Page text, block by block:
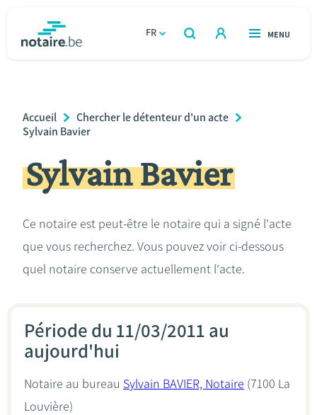
FR
OUVERT
RECHERCHER
OUVERT
MENU
Relations et vivre ensemble
Héritage et donations
Le notaire
Breadcrumb
Accueil
Chercher le détenteur d'un acte
Sylvain Bavier
Sylvain Bavier
Ce notaire est peut-être le notaire qui a signé l'acte
que vous recherchez. Vous pouvez voir ci-dessous
quel notaire conserve actuellement l'acte.
Période du 11/03/2011 au
aujourd'hui
Notaire au bureau Sylvain BAVIER, Notaire (7100 La
Louvière)